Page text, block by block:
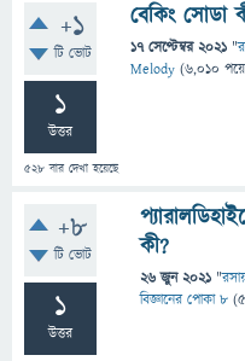
+1
টি ভোট
1
উত্তর
528 বার দেখা হয়েছে
বেকিং সোডা
17 সেপ্টেম্বর 2021 "
Melody (6,010
+8
টি ভোট
1
উত্তর
কী?
26 জুন 2021 "
বিজ্ঞানের পোকা ৮ (